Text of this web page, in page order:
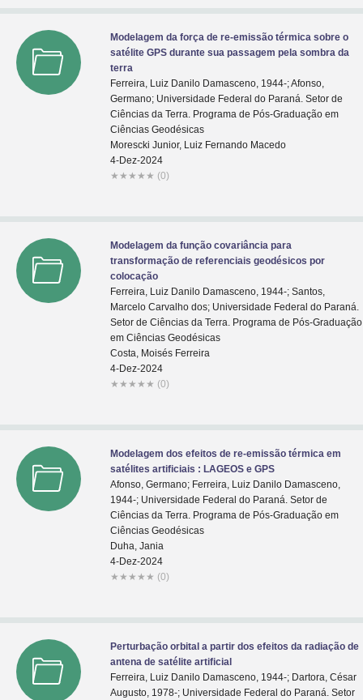
Modelagem da força de re-emissão térmica sobre o
satélite GPS durante sua passagem pela sombra da
terra
Ferreira, Luiz Danilo Damasceno, 1944-; Afonso,
Germano; Universidade Federal do Paraná. Setor de
Ciências da Terra. Programa de Pós-Graduação em
Ciências Geodésicas
Morescki Junior, Luiz Fernando Macedo
4-Dez-2024
★ ★ ★ ★ ★ (0)
Modelagem da função covariância para
transformação de referenciais geodésicos por
colocação
Ferreira, Luiz Danilo Damasceno, 1944-; Santos,
Marcelo Carvalho dos; Universidade Federal do Paraná.
Setor de Ciências da Terra. Programa de Pós-Graduação
em Ciências Geodésicas
Costa, Moisés Ferreira
4-Dez-2024
★ ★ ★ ★ ★ (0)
Modelagem dos efeitos de re-emissão térmica em
satélites artificiais : LAGEOS e GPS
Afonso, Germano; Ferreira, Luiz Danilo Damasceno,
1944-; Universidade Federal do Paraná. Setor de
Ciências da Terra. Programa de Pós-Graduação em
Ciências Geodésicas
Duha, Jania
4-Dez-2024
★ ★ ★ ★ ★ (0)
Perturbação orbital a partir dos efeitos da radiação de
antena de satélite artificial
Ferreira, Luiz Danilo Damasceno, 1944-; Dartora, César
Augusto, 1978-; Universidade Federal do Paraná. Setor